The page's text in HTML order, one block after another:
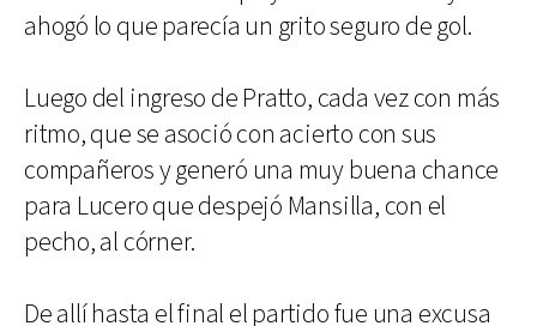
ahogó lo que parecía un grito seguro de gol.
Luego del ingreso de Pratto, cada vez con más
ritmo, que se asoció con acierto con sus
compañeros y generó una muy buena chance
para Lucero que despejó Mansilla, con el
pecho, al córner.
De allí hasta el final el partido fue una excusa